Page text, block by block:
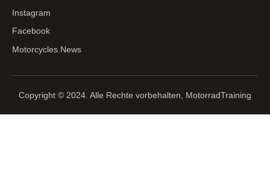
Instagram
Facebook
Motorcycles.News
Copyright © 2024. Alle Rechte vorbehalten, MotorradTraining